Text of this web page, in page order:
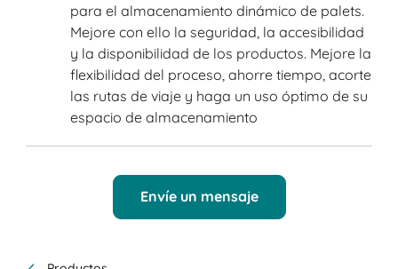
para el almacenamiento dinámico de palets.
Mejore con ello la seguridad, la accesibilidad
y la disponibilidad de los productos. Mejore la
flexibilidad del proceso, ahorre tiempo, acorte
las rutas de viaje y haga un uso óptimo de su
espacio de almacenamiento
Envíe un mensaje